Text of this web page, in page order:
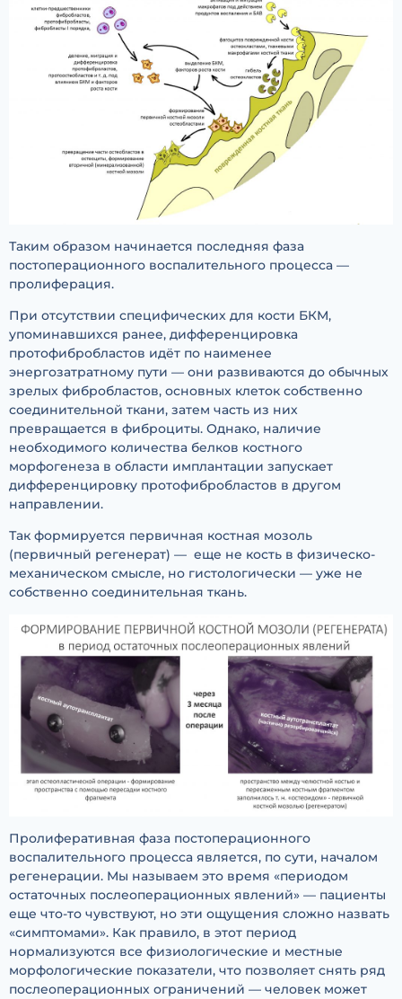
Таким образом начинается последняя фаза
постоперационного воспалительного процесса —
пролиферация.
При отсутствии специфических для кости БКМ,
упоминавшихся ранее, дифференцировка
протофибробластов идёт по наименее
энергозатратному пути — они развиваются до обычных
зрелых фибробластов, основных клеток собственно
соединительной ткани, затем часть из них
превращается в фиброциты. Однако, наличие
необходимого количества белков костного
морфогенеза в области имплантации запускает
дифференцировку протофибробластов в другом
направлении.
Так формируется первичная костная мозоль
(первичный регенерат) — еще не кость в физическо-
механическом смысле, но гистологически — уже не
собственно соединительная ткань.
Пролиферативная фаза постоперационного
воспалительного процесса является, по сути, началом
регенерации. Мы называем это время «периодом
остаточных послеоперационных явлений» — пациенты
еще что-то чувствуют, но эти ощущения сложно назвать
«симптомами». Как правило, в этот период
нормализуются все физиологические и местные
морфологические показатели, что позволяет снять ряд
послеоперационных ограничений — человек может